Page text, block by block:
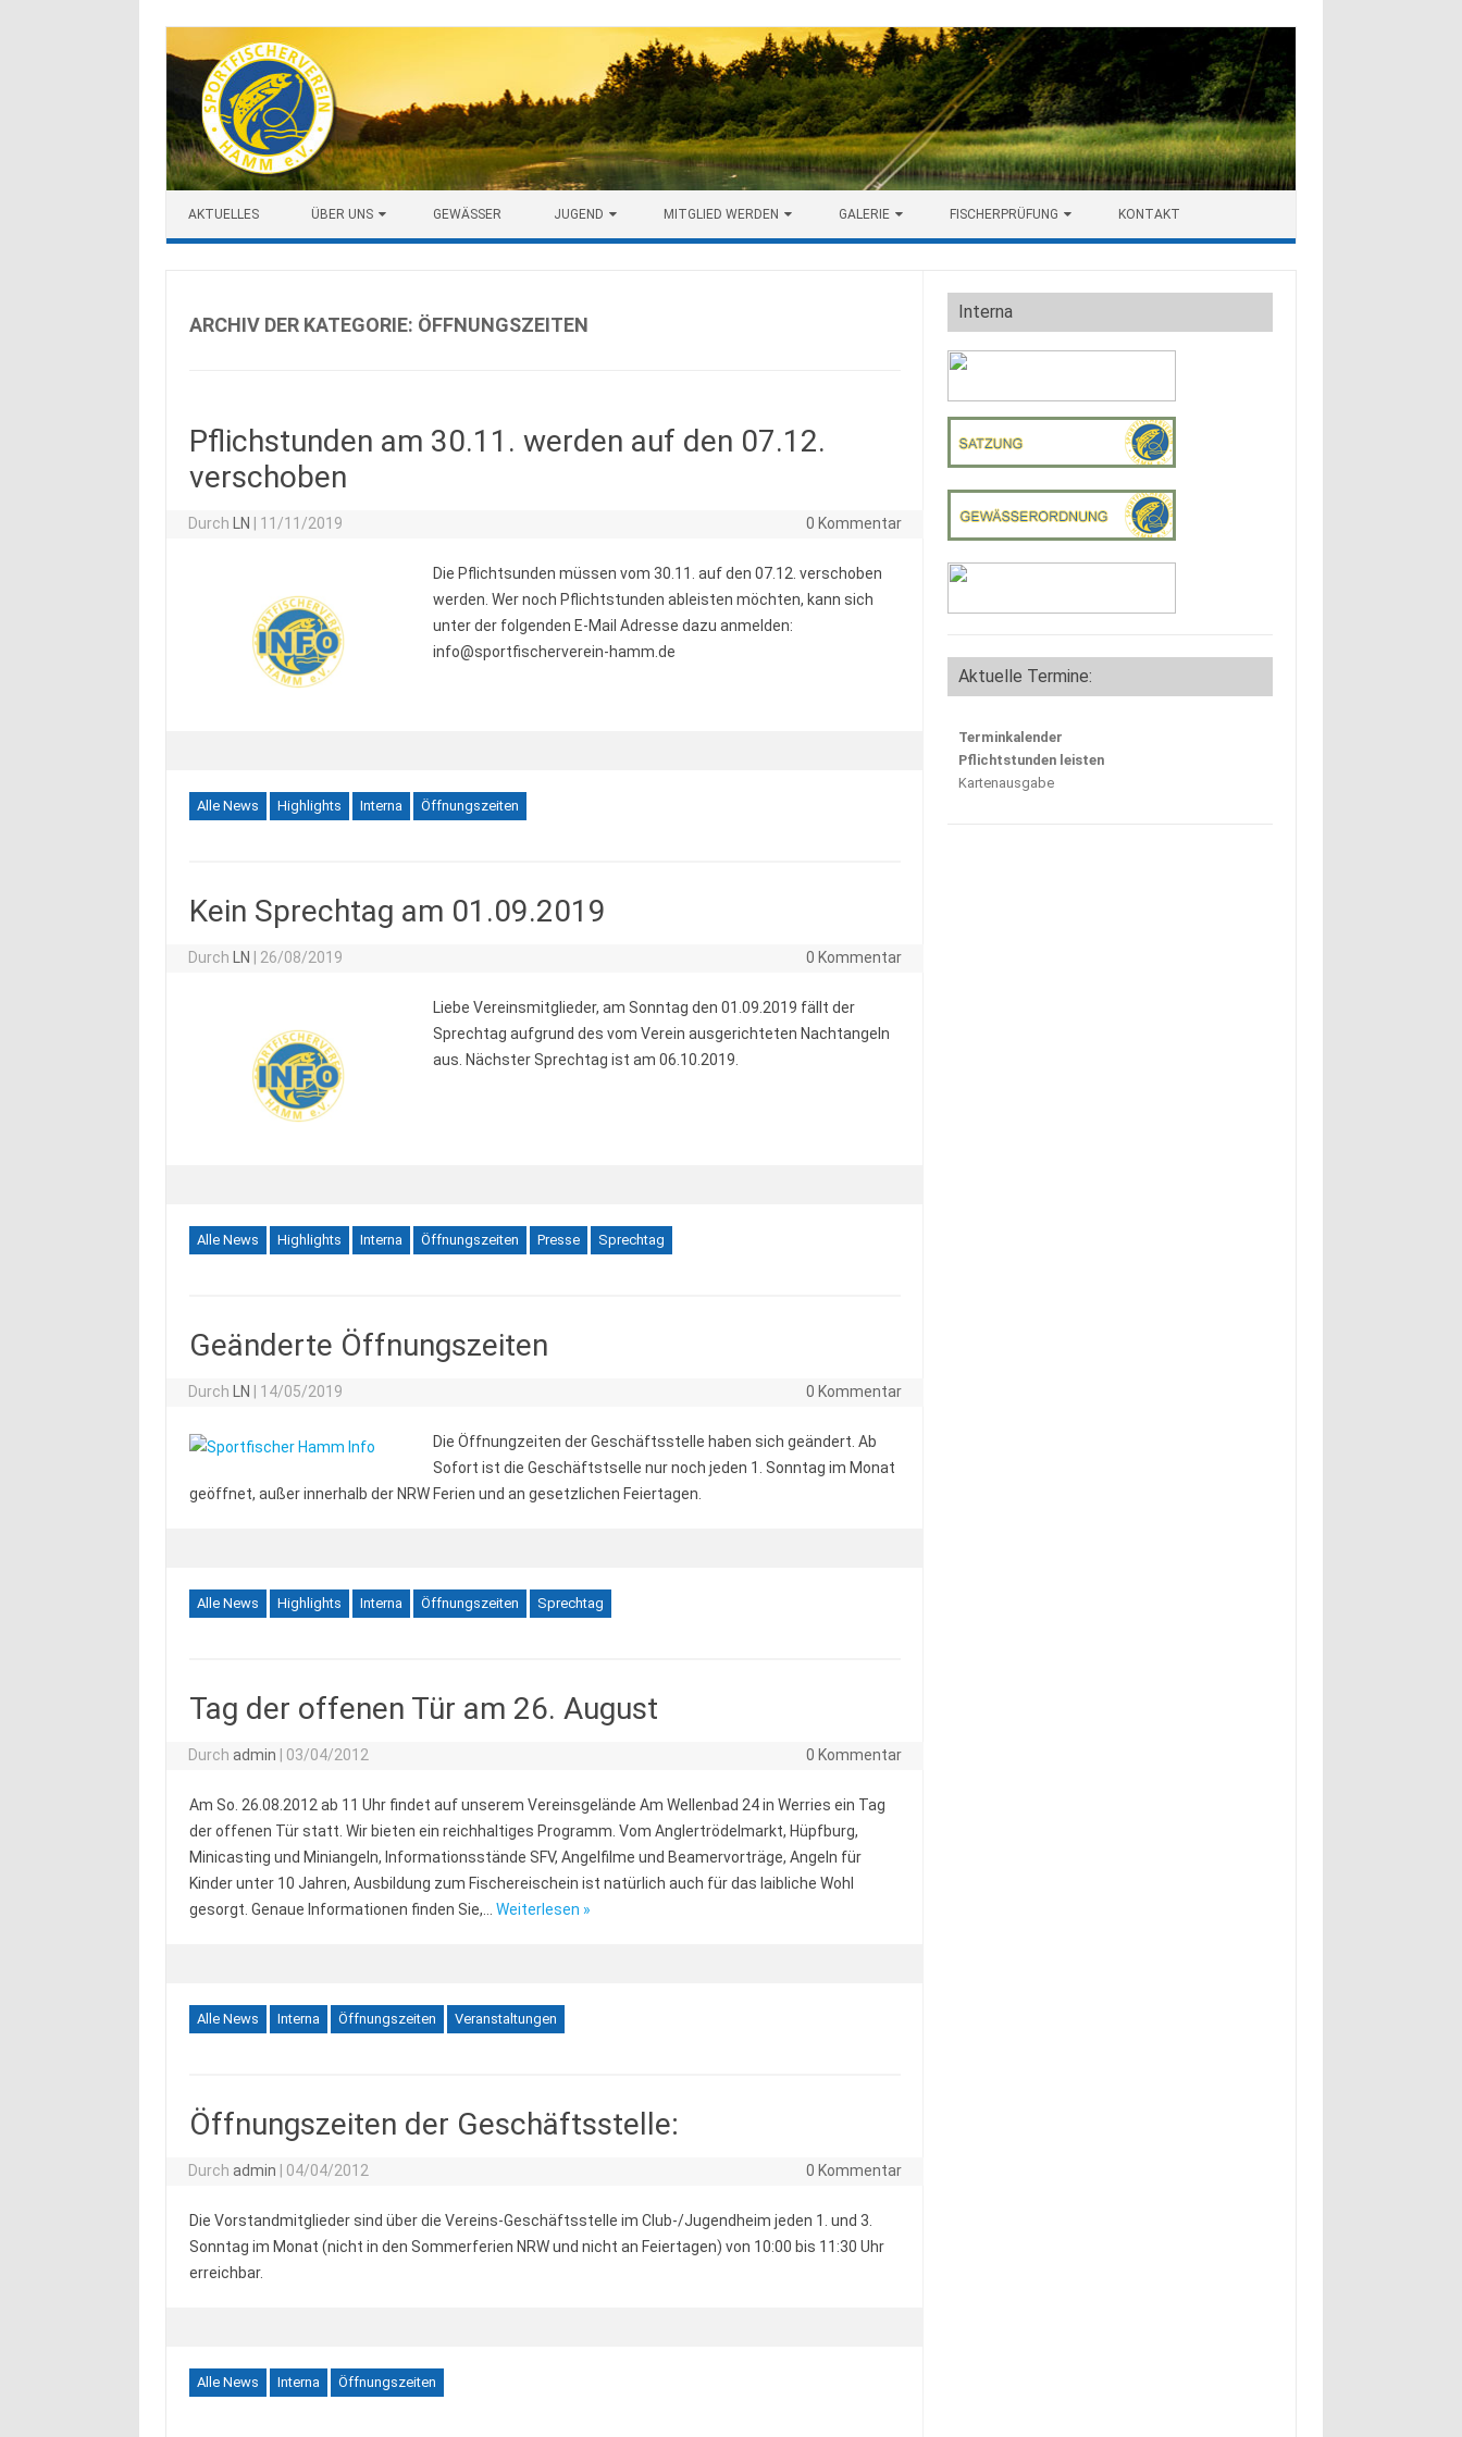
AKTUELLES ÜBER UNS GEWÄSSER JUGEND MITGLIED WERDEN GALERIE FISCHERPRÜFUNG KONTAKT
ARCHIV DER KATEGORIE: ÖFFNUNGSZEITEN
Pflichstunden am 30.11. werden auf den 07.12.
verschoben
Durch LN 11/11/2019 0 Kommentar
Die Pflichtsunden müssen vom 30.11. auf den 07.12. verschoben
werden. Wer noch Pflichtstunden ableisten möchten, kann sich
unter der folgenden E-Mail Adresse dazu anmelden:
info@sportfischerverein-hamm.de
Alle News Highlights Interna Öffnungszeiten
Kein Sprechtag am 01.09.2019
Durch LN 26/08/2019 0 Kommentar
Liebe Vereinsmitglieder, am Sonntag den 01.09.2019 fällt der
Sprechtag aufgrund des vom Verein ausgerichteten Nachtangeln
aus. Nächster Sprechtag ist am 06.10.2019.
Alle News Highlights Interna Öffnungszeiten Presse Sprechtag
Geänderte Öffnungszeiten
Durch LN 14/05/2019 0 Kommentar
Die Öffnungzeiten der Geschäftsstelle haben sich geändert. Ab
Sofort ist die Geschäftstselle nur noch jeden 1. Sonntag im Monat
geöffnet, außer innerhalb der NRW Ferien und an gesetzlichen Feiertagen.
Alle News Highlights Interna Öffnungszeiten Sprechtag
Tag der offenen Tür am 26. August
Durchadmin 03/04/2012 0 Kommentar
Am So. 26.08.2012 ab 11 Uhr findet auf unserem Vereinsgelände Am Wellenbad 24 in Werries ein Tag
der offenen Tür statt. Wir bieten ein reichhaltiges Programm. Vom Anglertrödelmarkt, Hüpfburg,
Minicasting und Miniangeln, Informationsstände SFV, Angelfilme und Beamervorträge, Angeln für
Kinder unter 10 Jahren, Ausbildung zum Fischereischein ist natürlich auch für das laibliche Wohl
gesorgt. Genaue Informationen finden Sie,… Weiterlesen »
Alle News Interna Öffnungszeiten Veranstaltungen
Öffnungszeiten der Geschäftsstelle:
Durchadmin 04/04/2012 0 Kommentar
Die Vorstandmitglieder sind über die Vereins-Geschäftsstelle im Club-/Jugendheim jeden 1. und 3.
Sonntag im Monat (nicht in den Sommerferien NRW und nicht an Feiertagen) von 10:00 bis 11:30 Uhr
erreichbar.
Alle News Interna Öffnungszeiten
Interna
Aktuelle Termine:
Terminkalender
Pflichtstunden leisten
Kartenausgabe